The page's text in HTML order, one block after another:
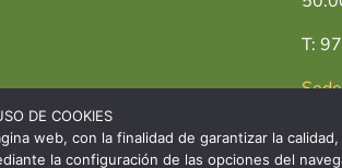
T:
DE COOKIES
web, con la finalidad de garantizar la
la configuración de las opciones del